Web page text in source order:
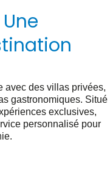
avec des villas privées,
gastronomiques. Situé
exclusives,
personnalisé pour